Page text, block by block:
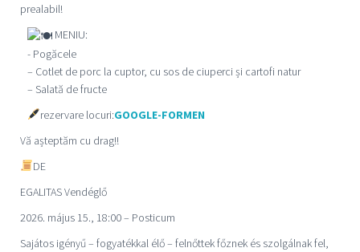
prealabil!
MENIU:
- Pogăcele
– Cotlet de porc la cuptor, cu sos de ciuperci și cartofi natur
– Salată de fructe
rezervare locuri:GOOGLE-FORMEN
Vă așteptăm cu drag!!
DE
EGALITAS Vendéglő
2026. május 15., 18:00 – Posticum
Sajátos igényű – fogyatékkal élő – felnőttek főznek és szolgálnak fel,